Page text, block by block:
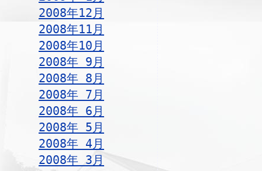
2008年12月
2008年11月
2008年10月
2008年 9月
2008年 8月
2008年 7月
2008年 6月
2008年 5月
2008年 4月
2008年 3月